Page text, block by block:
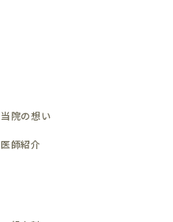
当院の想い
医師紹介